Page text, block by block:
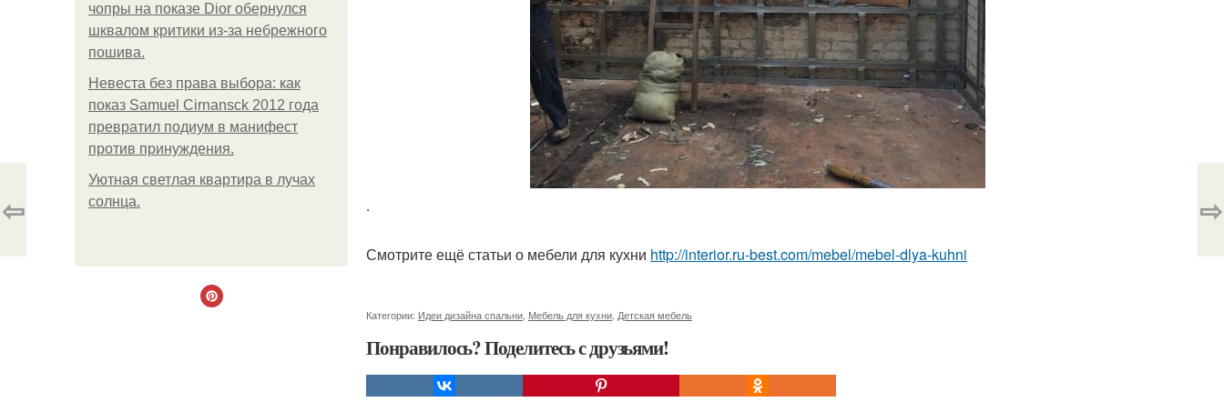
чопры на показе Dior обернулся
шквалом критики из-за небрежного
пошива.
Невеста без права выбора: как
показ Samuel Cirnansck 2012 года
превратил подиум в манифест
против принуждения.
Уютная светлая квартира в лучах
солнца.
.
Смотрите ещё статьи о мебели для кухни http://interior.ru-best.com/mebel/mebel-dlya-kuhni
Категории: Идеи дизайна спальни Мебель для кухни Детская мебель
Понравилось? Поделитесь с друзьями!
⇦ ⇨